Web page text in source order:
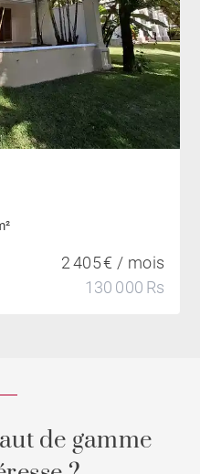
2 405 € / mois
130 000 Rs
de gamme